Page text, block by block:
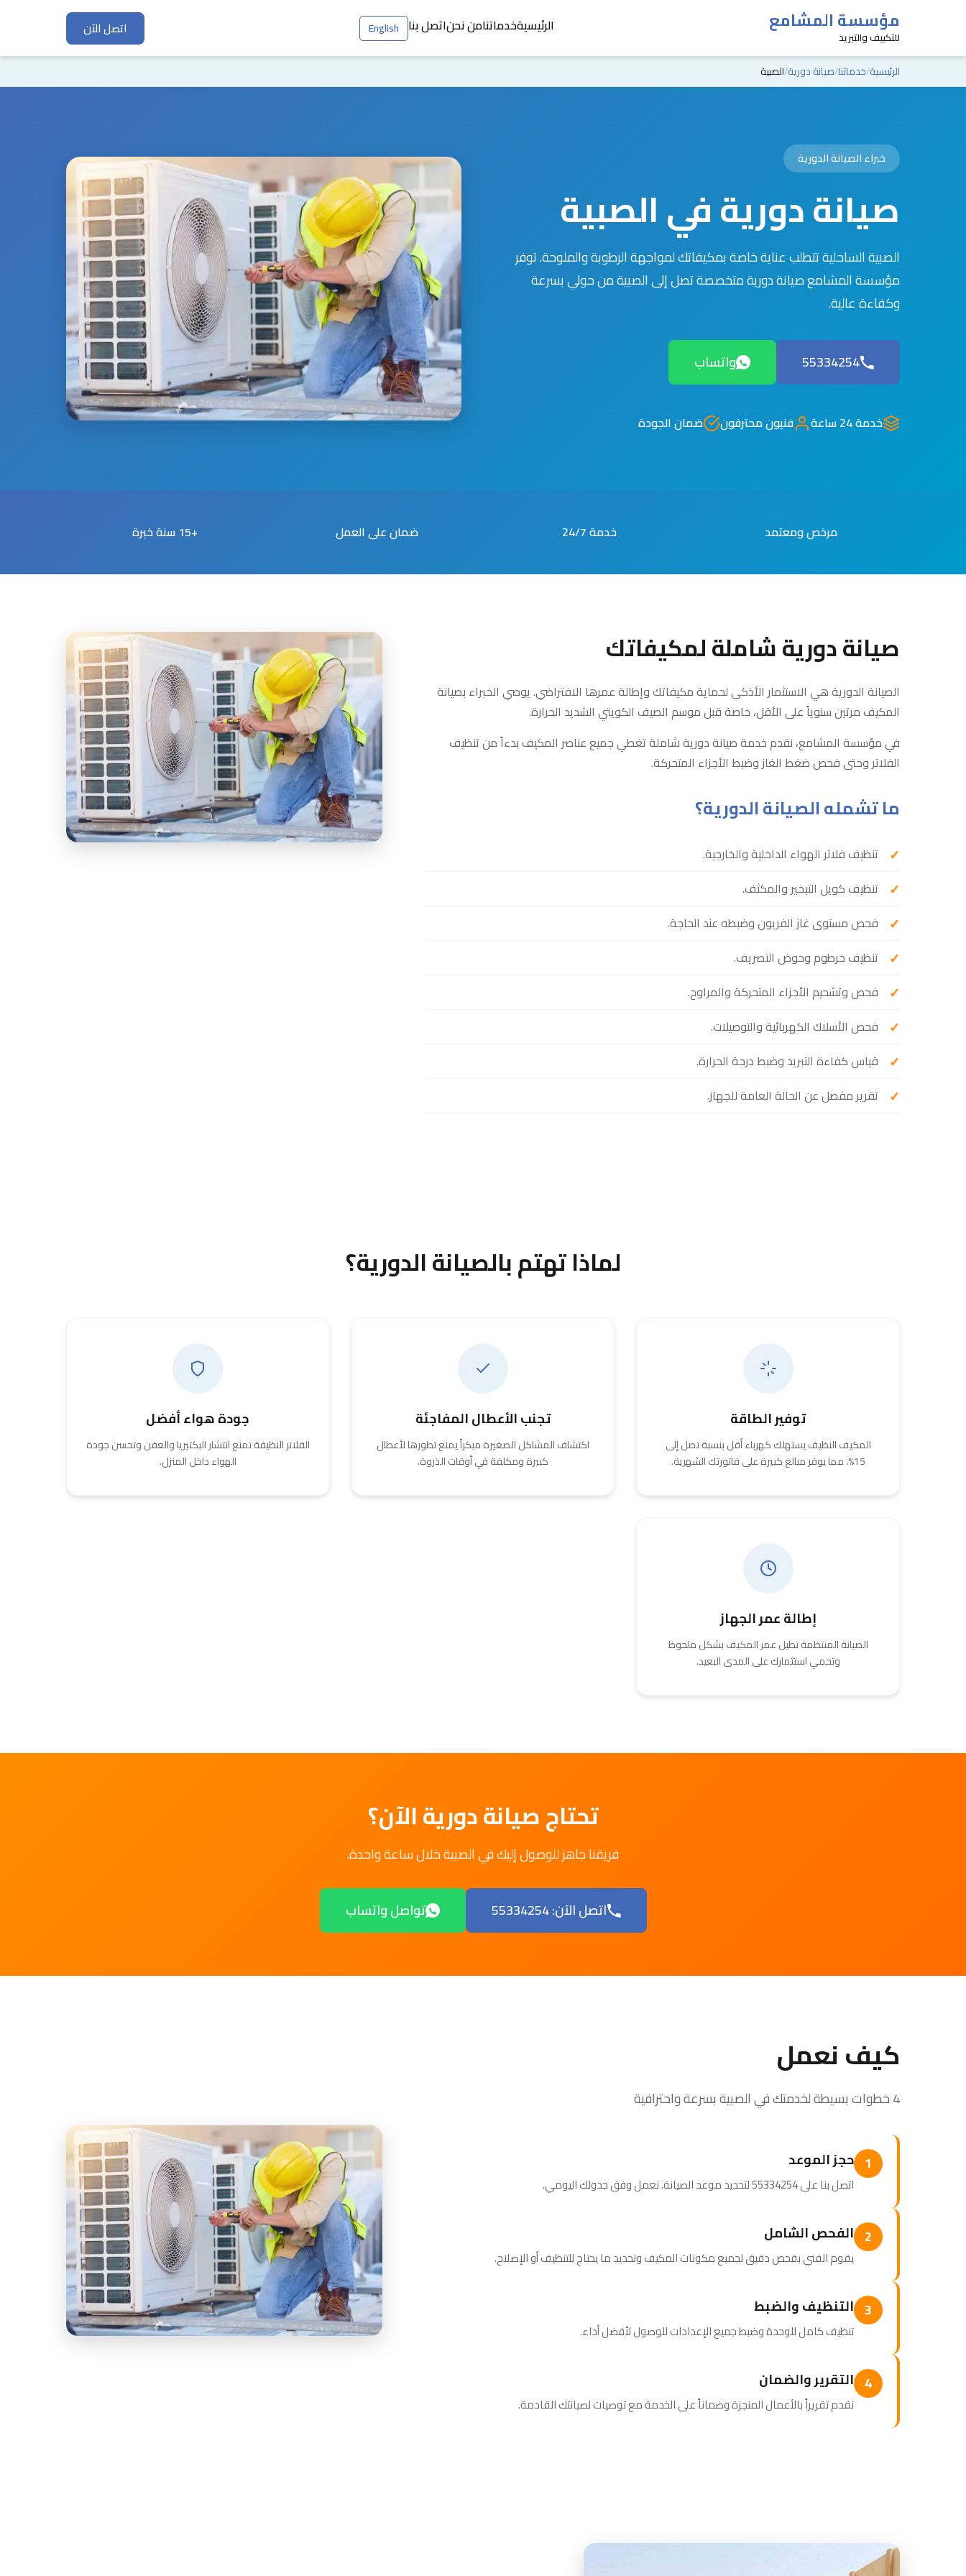
مؤسسة المشامع
للتكييف والتبريد
الرئيسيةخدماتنامن نحناتصل بنا English اتصل الآن
الرئيسية خدماتنا صيانة دورية الصبية
خبراء الصيانة الدورية
صيانة دورية في الصبية
الصبية الساحلية تتطلب عناية خاصة بمكيفاتك لمواجهة الرطوبة والملوحة. توفر
مؤسسة المشامع صيانة دورية متخصصة تصل إلى الصبية من حولي بسرعة
وكفاءة عالية.
55334254 واتساب
خدمة 24 ساعة فنيون محترفون ضمان الجودة
مرخص ومعتمد خدمة 24/7 ضمان على العمل +15 سنة خبرة
صيانة دورية شاملة لمكيفاتك
الصيانة الدورية هي الاستثمار الأذكى لحماية مكيفاتك وإطالة عمرها الافتراضي. يوصي الخبراء بصيانة
المكيف مرتين سنوياً على الأقل، خاصة قبل موسم الصيف الكويتي الشديد الحرارة.
في مؤسسة المشامع، نقدم خدمة صيانة دورية شاملة تغطي جميع عناصر المكيف بدءاً من تنظيف
الفلاتر وحتى فحص ضغط الغاز وضبط الأجزاء المتحركة.
ما تشمله الصيانة الدورية؟
تنظيف فلاتر الهواء الداخلية والخارجية.
تنظيف كويل التبخير والمكثف.
فحص مستوى غاز الفريون وضبطه عند الحاجة.
تنظيف خرطوم وحوض التصريف.
فحص وتشحيم الأجزاء المتحركة والمراوح.
فحص الأسلاك الكهربائية والتوصيلات.
قياس كفاءة التبريد وضبط درجة الحرارة.
تقرير مفصل عن الحالة العامة للجهاز.
لماذا تهتم بالصيانة الدورية؟
توفير الطاقة
المكيف النظيف يستهلك كهرباء أقل بنسبة تصل إلى
15%، مما يوفر مبالغ كبيرة على فاتورتك الشهرية.
تجنب الأعطال المفاجئة
اكتشاف المشاكل الصغيرة مبكراً يمنع تطورها لأعطال
كبيرة ومكلفة في أوقات الذروة.
جودة هواء أفضل
الفلاتر النظيفة تمنع انتشار البكتيريا والعفن وتحسن جودة
الهواء داخل المنزل.
إطالة عمر الجهاز
الصيانة المنتظمة تطيل عمر المكيف بشكل ملحوظ
وتحمي استثمارك على المدى البعيد.
تحتاج صيانة دورية الآن؟
فريقنا جاهز للوصول إليك في الصبية خلال ساعة واحدة.
اتصل الآن: 55334254 تواصل واتساب
كيف نعمل
4 خطوات بسيطة لخدمتك في الصبية بسرعة واحترافية
1 حجز الموعد
اتصل بنا على 55334254 لتحديد موعد الصيانة. نعمل وفق جدولك اليومي.
2 الفحص الشامل
يقوم الفني بفحص دقيق لجميع مكونات المكيف وتحديد ما يحتاج للتنظيف أو الإصلاح.
3 التنظيف والضبط
تنظيف كامل للوحدة وضبط جميع الإعدادات للوصول لأفضل أداء.
4 التقرير والضمان
نقدم تقريراً بالأعمال المنجزة وضماناً على الخدمة مع توصيات لصيانتك القادمة.